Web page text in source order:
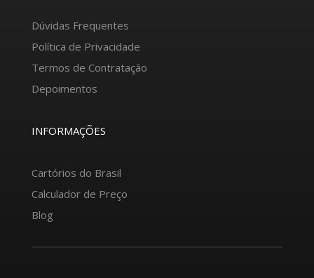
Dúvidas Frequentes
Política de Privacidade
Termos de Contratação
Depoimentos
INFORMAÇÕES
Cartórios do Brasil
Calculador de Preço
Blog